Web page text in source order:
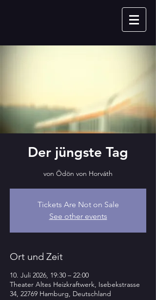
Der jüngste Tag
von Ödön von Horváth
Tickets Are Not on Sale
See other events
Ort und Zeit
10. Juli 2026, 19:30 – 22:00
Theater Altes Heizkraftwerk, Isebekstrasse
34, 22769 Hamburg, Deutschland